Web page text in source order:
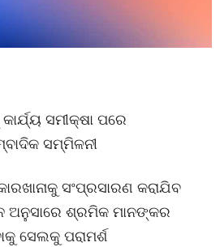
ସମୀକ୍ଷା ପରେ
ସମ୍ମିଳନୀ
ସଂପ୍ରସାରଣ କରାଯିବ
ଅନୁସାରେ ଶ୍ରମିକ ମାନଙ୍କର
ସେଲକୁ ପରାମର୍ଶ